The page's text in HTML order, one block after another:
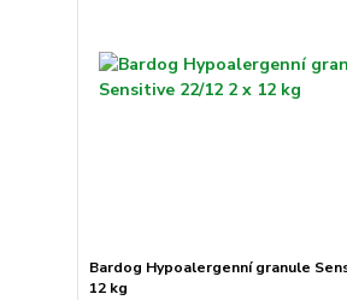
Bardog Hypoalergenní granule
12 kg